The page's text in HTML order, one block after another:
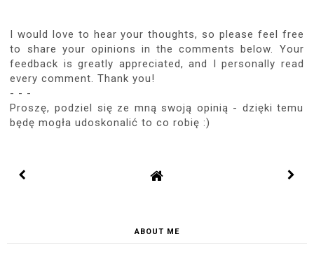
I would love to hear your thoughts, so please feel free
to share your opinions in the comments below. Your
feedback is greatly appreciated, and I personally read
every comment. Thank you!
- - -
Proszę, podziel się ze mną swoją opinią - dzięki temu
będę mogła udoskonalić to co robię :)
ABOUT ME